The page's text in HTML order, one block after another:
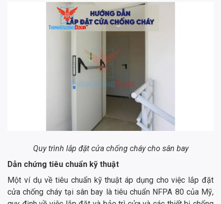
Quy trình lắp đặt cửa chống cháy cho sân bay
Dẫn chứng tiêu chuẩn kỹ thuật
Một ví dụ về tiêu chuẩn kỹ thuật áp dụng cho việc lắp đặt
cửa chống cháy tại sân bay là tiêu chuẩn NFPA 80 của Mỹ,